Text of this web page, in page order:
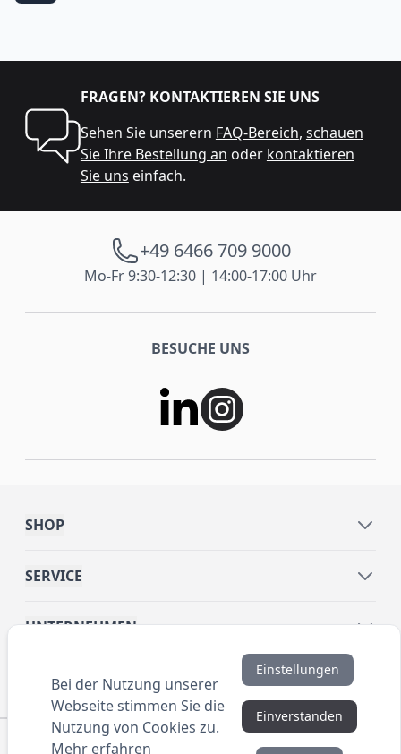
FRAGEN? KONTAKTIEREN SIE UNS
Sehen Sie unserern FAQ-Bereich, schauen
Sie Ihre Bestellung an oder kontaktieren
Sie uns einfach.
+49 6466 709 9000
Mo-Fr 9:30-12:30 | 14:00-17:00 Uhr
BESUCHE UNS
SHOP
SERVICE
UNTERNEHMEN
INFORMATIONEN
© 2016 ANYBRAND.de. All Rights Reserved. Alle
Bei der Nutzung unserer
Webseite stimmen Sie die
Nutzung von Cookies zu.
Mehr erfahren
Einstellungen
Einverstanden